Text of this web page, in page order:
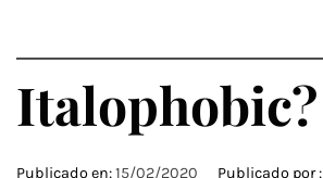
Italophobic?
Publicado en:15/02/2020 Publicado por :